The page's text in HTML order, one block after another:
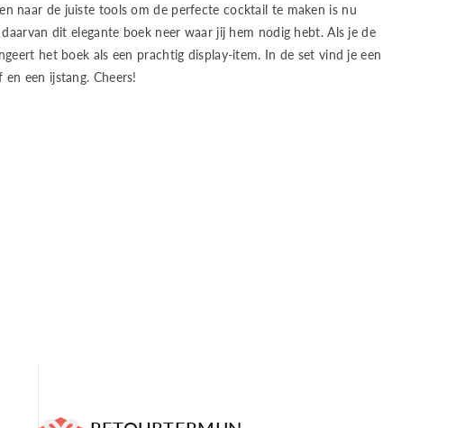
naar de juiste tools om de perfecte cocktail te maken is nu
dit elegante boek neer waar jij hem nodig hebt. Als je de
het boek als een prachtig display-item. In de set vind je een
een ijstang. Cheers!